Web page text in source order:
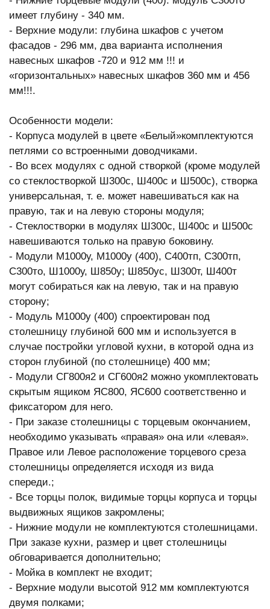
имеет глубину - 340 мм.
- Верхние модули: глубина шкафов с учетом
фасадов - 296 мм, два варианта исполнения
навесных шкафов -720 и 912 мм !!! и
«горизонтальных» навесных шкафов 360 мм и 456
мм!!!.
Особенности модели:
- Корпуса модулей в цвете «Белый»комплектуются
петлями со встроенными доводчиками.
- Во всех модулях с одной створкой (кроме модулей
со стеклостворкой Ш300с, Ш400с и Ш500с), створка
универсальная, т. е. может навешиваться как на
правую, так и на левую стороны модуля;
- Стеклостворки в модулях Ш300с, Ш400с и Ш500с
навешиваются только на правую боковину.
- Модули М1000у, М1000у (400), С400тп, С300тп,
С300то, Ш1000у, Ш850у; Ш850ус, Ш300т, Ш400т
могут собираться как на левую, так и на правую
сторону;
- Модуль М1000у (400) спроектирован под
столешницу глубиной 600 мм и используется в
случае постройки угловой кухни, в которой одна из
сторон глубиной (по столешнице) 400 мм;
- Модули СГ800я2 и СГ600я2 можно укомплектовать
скрытым ящиком ЯС800, ЯС600 соответственно и
фиксатором для него.
- При заказе столешницы с торцевым окончанием,
необходимо указывать «правая» она или «левая».
Правое или Левое расположение торцевого среза
столешницы определяется исходя из вида
спереди.;
- Все торцы полок, видимые торцы корпуса и торцы
выдвижных ящиков закромлены;
- Нижние модули не комплектуются столешницами.
При заказе кухни, размер и цвет столешницы
обговаривается дополнительно;
- Мойка в комплект не входит;
- Верхние модули высотой 912 мм комплектуются
двумя полками;